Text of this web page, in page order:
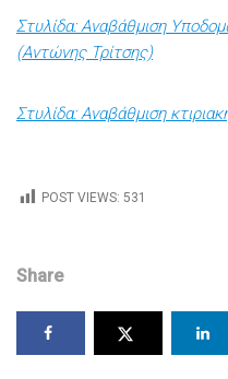
Στυλίδα: Αναβάθμιση
(Αντώνης Τρίτσης)
Στυλίδα: Αναβάθμιση
POST VIEWS: 531
Share